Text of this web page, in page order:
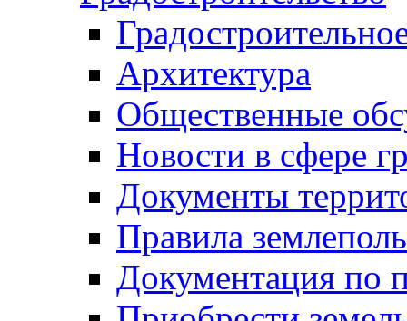
Архитектура
Общественные
Новости в сфере
Документы
Правила
Документация по